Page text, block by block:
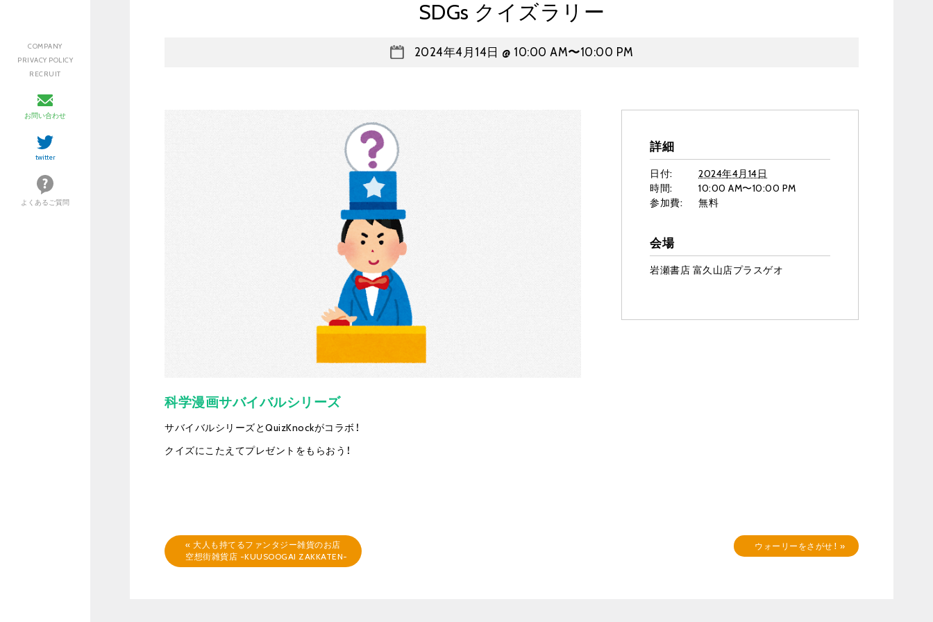
COMPANY
PRIVACY POLICY
RECRUIT
お問い合わせ
twitter
よくあるご質問
SDGs クイズラリー
2024年4月14日 @ 10:00 AM〜10:00 PM
科学漫画サバイバルシリーズ
サバイバルシリーズとQuizKnockがコラボ！
クイズにこたえてプレゼントをもらおう！
詳細
日付:
2024年4月14日
時間:
10:00 AM〜10:00 PM
参加費:
無料
会場
岩瀬書店 富久山店プラスゲオ
« 大人も持てるファンタジー雑貨のお店
空想街雑貨店 -KUUSOOGAI ZAKKATEN-
ウォーリーをさがせ！ »